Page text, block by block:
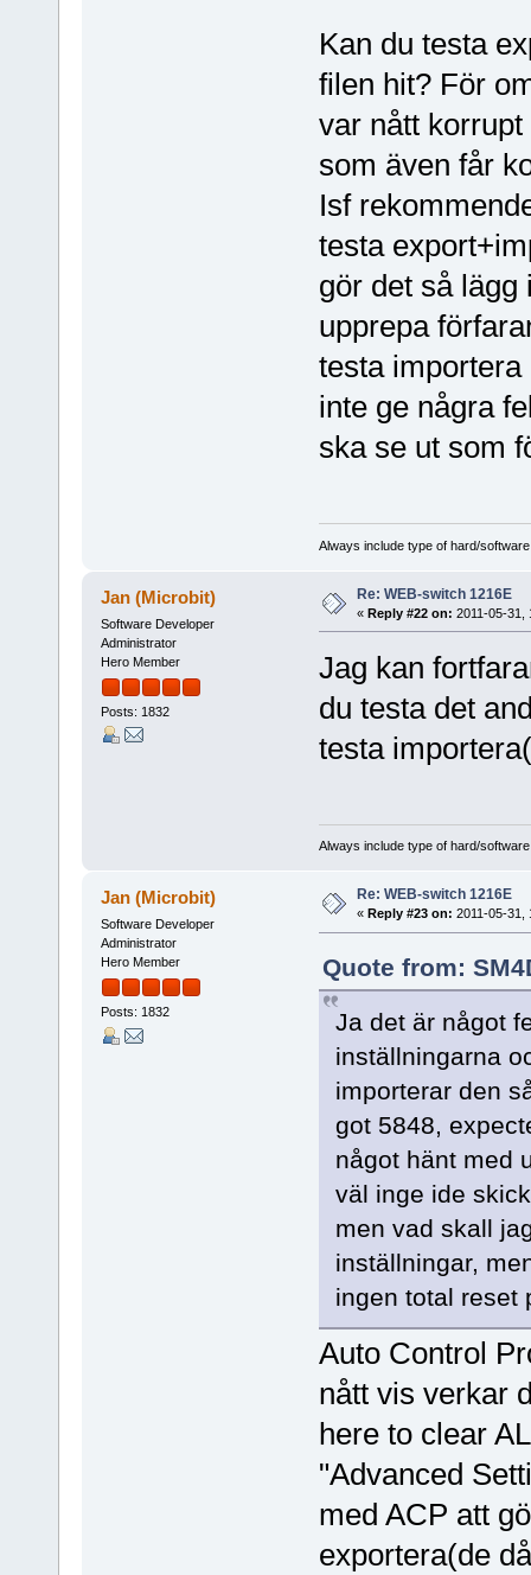
Kan du testa
filen hit? För
var nått
som även får
Isf
testa
gör det så lägg
upprepa
testa
inte ge några
ska se ut som
Always include type of hard/
Jan (Microbit)
Software Developer
Administrator
Hero Member
Posts: 1832
Re: WEB-switch 1216E
« Reply #22 on: 2011-05-31,
Jag kan
du testa det
testa
Always include type of hard/
Jan (Microbit)
Software Developer
Administrator
Hero Member
Posts: 1832
Re: WEB-switch 1216E
« Reply #23 on: 2011-05-31,
Quote from:
Ja det är något
inställningarna
importerar den
got 5848,
något hänt med
väl inge ide
men vad skall
inställningar,
ingen total reset
Auto Control
nått vis verkar
here to clear
"Advanced
med ACP att
exportera(de